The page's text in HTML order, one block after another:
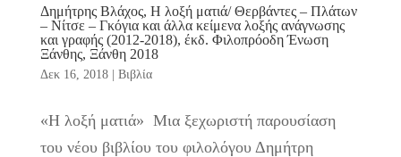
Δημήτρης Βλάχος, Η λοξή ματιά/ Θερβάντες – Πλάτων
– Νίτσε – Γκόγια και άλλα κείμενα λοξής ανάγνωσης
και γραφής (2012-2018), έκδ. Φιλοπρόοδη Ένωση
Ξάνθης, Ξάνθη 2018
Δεκ 16, 2018| Βιβλία
«Η λοξή ματιά» Μια ξεχωριστή παρουσίαση
του νέου βιβλίου του φιλολόγου Δημήτρη